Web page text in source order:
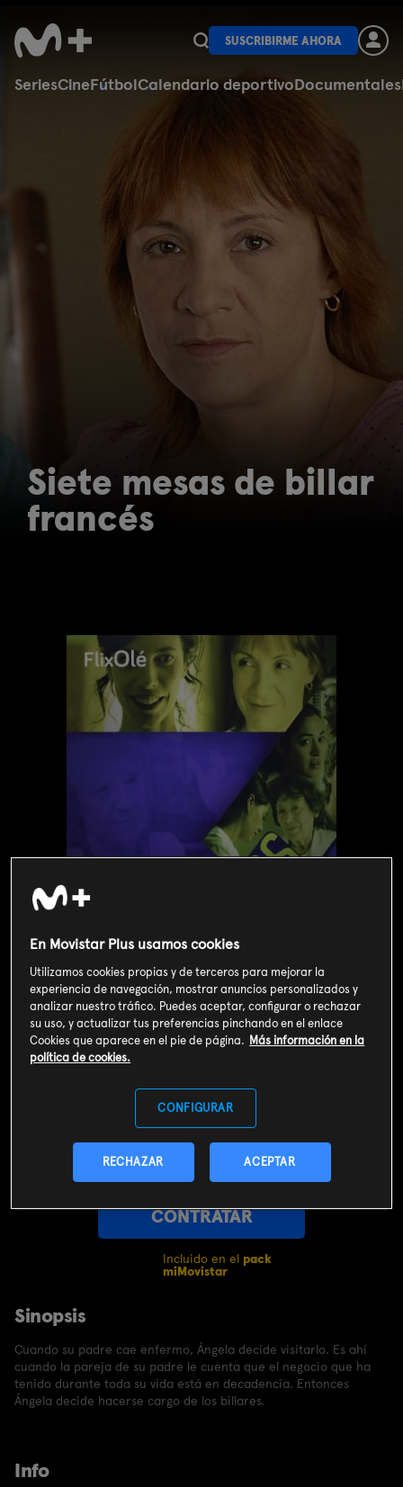
SeriesCineFútbolCalendario deportivoDocumentales
SUSCRIBIRME AHORA
Siete mesas de billar
francés
Valoración de usuarios
3 529
SOY CLIENTE
CONTRATAR
Incluido en el pack
miMovistar
Sinopsis
Cuando su padre cae enfermo, Ángela decide visitarlo. Es ahí
cuando la pareja de su padre le cuenta que el negocio que ha
tenido durante toda su vida está en decadencia. Entonces
Ángela decide hacerse cargo de los billares.
Info
En Movistar Plus usamos cookies
Utilizamos cookies propias y de terceros para mejorar la
experiencia de navegación, mostrar anuncios personalizados y
analizar nuestro tráfico. Puedes aceptar, configurar o rechazar
su uso, y actualizar tus preferencias pinchando en el enlace
Cookies que aparece en el pie de página. Más información en la
política de cookies.
CONFIGURAR
RECHAZAR ACEPTAR